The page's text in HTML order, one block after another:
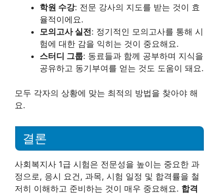
학원 수강: 전문 강사의 지도를 받는 것이 효
율적이에요.
모의고사 실전: 정기적인 모의고사를 통해 시
험에 대한 감을 익히는 것이 중요해요.
스터디 그룹: 동료들과 함께 공부하며 지식을
공유하고 동기부여를 얻는 것도 도움이 돼요.
모두 각자의 상황에 맞는 최적의 방법을 찾아야 해
요.
결론
사회복지사 1급 시험은 전문성을 높이는 중요한 과
정으로, 응시 요건, 과목, 시험 일정 및 합격률을 철
저히 이해하고 준비하는 것이 매우 중요해요. 합격